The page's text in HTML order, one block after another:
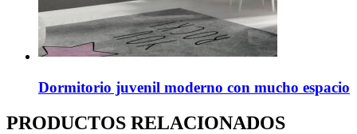
Dormitorio juvenil moderno con mucho espacio
PRODUCTOS RELACIONADOS